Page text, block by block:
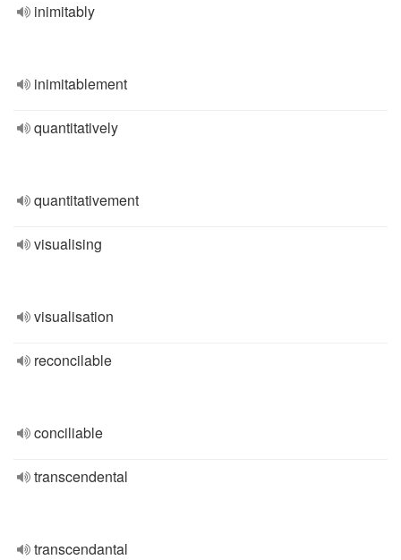
inimitably
inimitablement
quantitatively
quantitativement
visualising
visualisation
reconcilable
conciliable
transcendental
transcendantal